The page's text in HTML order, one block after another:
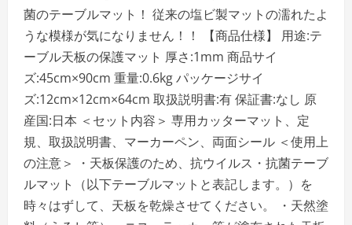
菌のテーブルマット！ 従来の塩ビ製マットの濡れたよ
うな模様が気になりません！！ 【商品仕様】 用途:テ
ーブル天板の保護マット 厚さ:1mm 商品サイ
ズ:45cm×90cm 重量:0.6kg パッケージサイ
ズ:12cm×12cm×64cm 取扱説明書:有 保証書:なし 原
産国:日本 ＜セット内容＞ 専用カッターマット、定
規、取扱説明書、マーカーペン、両面シール ＜使用上
の注意＞ ・天板保護のため、抗ウイルス・抗菌テーブ
ルマット（以下テーブルマットと表記します。）を
時々はずして、天板を乾燥させてください。 ・天然塗